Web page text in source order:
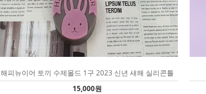
해피뉴이어 토끼 수제몰드 1구 2023 신년 새해 실리콘틀
15,000원